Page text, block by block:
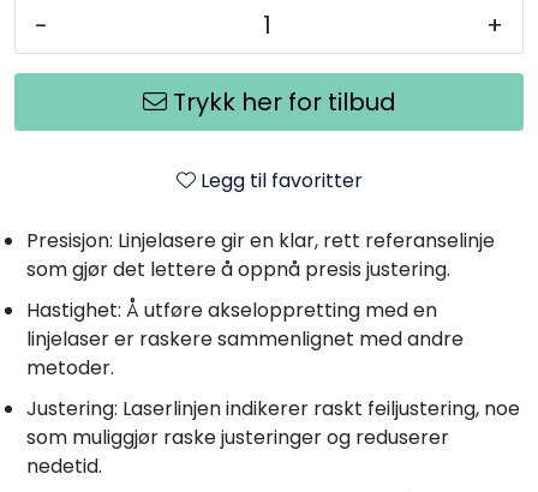
- +
Trykk her for tilbud
Legg til favoritter
Presisjon: Linjelasere gir en klar, rett referanselinje
som gjør det lettere å oppnå presis justering.
Hastighet: Å utføre akseloppretting med en
linjelaser er raskere sammenlignet med andre
metoder.
Justering: Laserlinjen indikerer raskt feiljustering, noe
som muliggjør raske justeringer og reduserer
nedetid.